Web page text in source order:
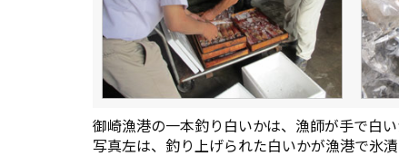
御崎漁港の一本釣り白いかは、漁師が手で白
写真左は、釣り上げられた白いかが漁港で氷